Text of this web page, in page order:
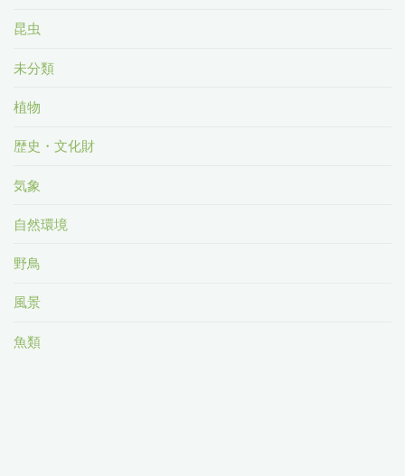
昆虫
未分類
植物
歴史・文化財
気象
自然環境
野鳥
風景
魚類